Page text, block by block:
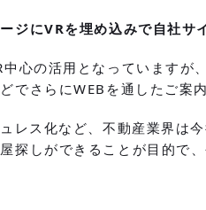
ジにVRを埋め込みで自社サ
心の活用となっていますが
でさらにWEBを通したご案
レス化など、不動産業界は
探しができることが目的で